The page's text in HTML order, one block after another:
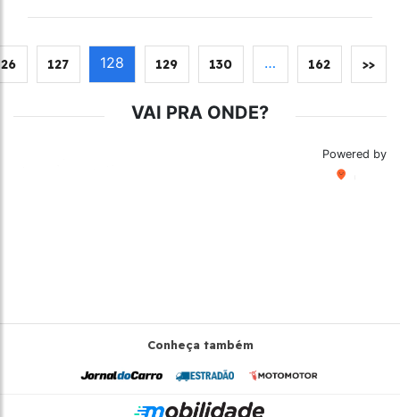
127 128 129 130 … 162 >>
VAI PRA ONDE?
Powered by
Conheça também